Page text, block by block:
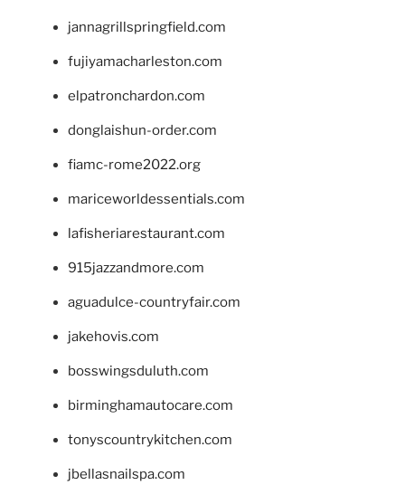
jannagrillspringfield.com
fujiyamacharleston.com
elpatronchardon.com
donglaishun-order.com
fiamc-rome2022.org
mariceworldessentials.com
lafisheriarestaurant.com
915jazzandmore.com
aguadulce-countryfair.com
jakehovis.com
bosswingsduluth.com
birminghamautocare.com
tonyscountrykitchen.com
jbellasnailspa.com